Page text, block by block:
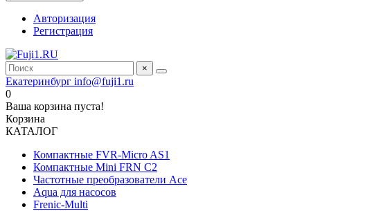
Авторизация
Регистрация
×
Екатеринбург info@fuji1.ru
0
Ваша корзина пуста!
Корзина
КАТАЛОГ
Компактные FVR-Micro AS1
Компактные Mini FRN C2
Частотные преобразователи Ace
Aqua для насосов
Frenic-Multi